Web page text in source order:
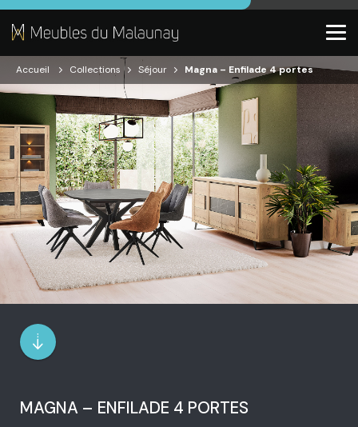
Accueil Collections Séjour Magna – Enfilade 4 portes
MAGNA – ENFILADE 4 PORTES